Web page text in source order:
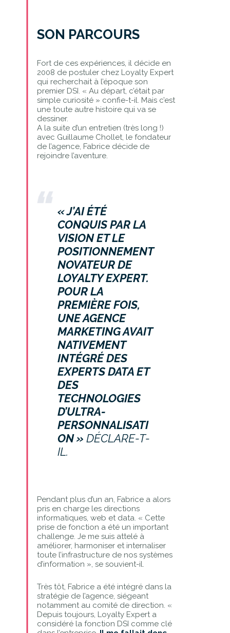
SON PARCOURS
Fort de ces expériences, il décide en
2008 de postuler chez Loyalty Expert
qui recherchait à l’époque son
premier DSI. « Au départ, c’était par
simple curiosité » confie-t-il. Mais c’est
une toute autre histoire qui va se
dessiner.
A la suite d’un entretien (très long !)
avec Guillaume Chollet, le fondateur
de l’agence, Fabrice décide de
rejoindre l’aventure.
« J’AI ÉTÉ
CONQUIS PAR LA
VISION ET LE
POSITIONNEMENT
NOVATEUR DE
LOYALTY EXPERT.
POUR LA
PREMIÈRE FOIS,
UNE AGENCE
MARKETING AVAIT
NATIVEMENT
INTÉGRÉ DES
EXPERTS DATA ET
DES
TECHNOLOGIES
D’ULTRA-
PERSONNALISATI
ON » DÉCLARE-T-
IL.
Pendant plus d’un an, Fabrice a alors
pris en charge les directions
informatiques, web et data. « Cette
prise de fonction a été un important
challenge. Je me suis attelé à
améliorer, harmoniser et internaliser
toute l’infrastructure de nos systèmes
d’information », se souvient-il.
Très tôt, Fabrice a été intégré dans la
stratégie de l’agence, siégeant
notamment au comité de direction. «
Depuis toujours, Loyalty Expert a
considéré la fonction DSI comme clé